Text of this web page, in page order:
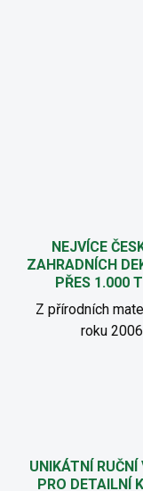
NEJVÍCE
ZAHRADNÍCH
PŘES 1.000
Z přírodních
roku
UNIKÁTNÍ RUČNÍ
PRO DETAILNÍ